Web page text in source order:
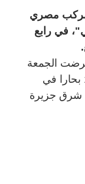
مركب مصري
في رابع
الجمعة
مركبا مصريا "للصيد بالجر" على متنه 15 بحارا في
التونسية على بعد 136 كم شرق جزيرة